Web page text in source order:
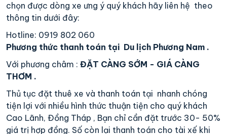
chọn được dòng xe ưng ý quý khách hãy liên hệ theo
thông tin dưới đây:
Hotline: 0919 802 060
Phương thức thanh toán tại Du lịch Phương Nam .
Với phương châm : ĐẶT CÀNG SỚM - GIÁ CÀNG
THƠM .
Thủ tục đặt thuê xe và thanh toán tại nhanh chóng
tiện lợi với nhiều hình thức thuận tiện cho quý khách
Cao Lãnh, Đồng Tháp , Bạn chỉ cần đặt trước 30- 50%
giá trị hợp đồng. Số còn lại thanh toán cho tài xế khi